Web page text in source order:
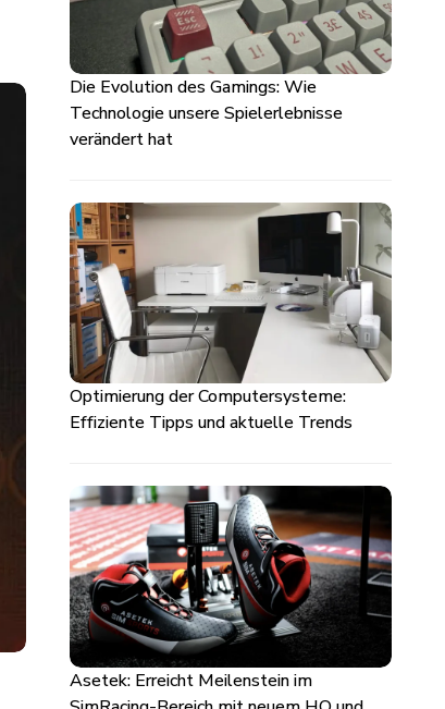
Die Evolution des Gamings: Wie
Technologie unsere Spielerlebnisse
verändert hat
Optimierung der Computersysteme:
Effiziente Tipps und aktuelle Trends
Asetek: Erreicht Meilenstein im